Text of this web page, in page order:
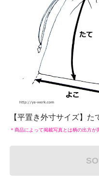
【平置き外寸サイズ】
＊商品によって掲載写真とは柄の出方が